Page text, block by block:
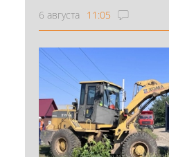
6 августа 11:05